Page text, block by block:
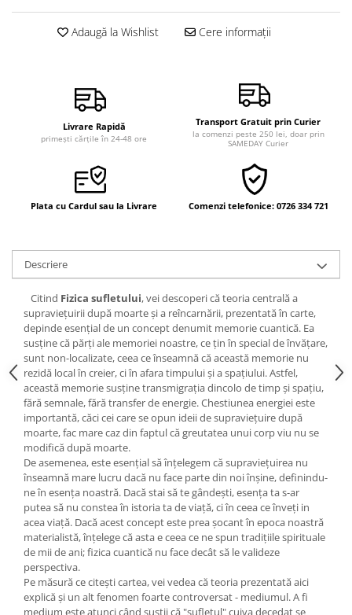
Povestiri
Relații de cuplu
Psihologie practică
Lumea îngerilor
Inspiraţie divină
Îngeri
Viaţa de după moarte
Cristale
Supă de pui pentru suflet
Yoga
Oracol
Spiritualitate şi ştiinţă
Fără categorie
Cunoaștere
Adaugă la Wishlist Cere informații
Livrare Rapidă
primești cărțile în 24-48 ore
Transport Gratuit prin Curier
la comenzi peste 250 lei, doar prin
SAMEDAY Curier
Plata cu Cardul sau la Livrare Comenzi telefonice: 0726 334 721
Descriere
Citind Fizica sufletului, vei descoperi că teoria centrală a
supravieţuirii după moarte şi a reîncarnării, prezentată în carte,
depinde esenţial de un concept denumit memorie cuantică. Ea
susţine că părţi ale memoriei noastre, ce ţin în special de învăţare,
sunt non-localizate, ceea ce înseamnă că această memorie nu
rezidă local în creier, ci în afara timpului şi a spaţiului. Astfel,
această memorie susţine transmigraţia dincolo de timp şi spaţiu,
fără semnale, fără transfer de energie. Chestiunea energiei este
importantă, căci cei care se opun ideii de supravieţuire după
moarte, fac mare caz din faptul că greutatea unui corp viu nu se
modifică după moarte.
De asemenea, este esenţial să înţelegem că supravieţuirea nu
înseamnă mare lucru dacă nu face parte din noi înşine, definindu-
ne în esenţa noastră. Dacă stai să te gândeşti, esenţa ta s-ar
putea să nu constea în istoria ta de viaţă, ci în ceea ce înveţi in
acea viaţă. Dacă acest concept este prea şocant în epoca noastră
materialistă, înţelege că asta e ceea ce ne spun tradiţiile spirituale
de mii de ani; fizica cuantică nu face decât să le valideze
perspectiva.
Pe măsură ce citeşti cartea, vei vedea că teoria prezentată aici
explică şi un alt fenomen foarte controversat - mediumul. A fi
medium este atunci când susţii că "sufletul" cuiva decedat se